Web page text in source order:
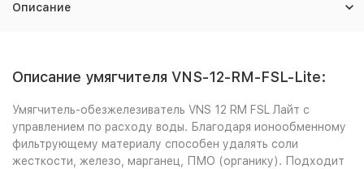
Описание
Описание умягчителя VNS-12-RM-FSL-Lite:
Умягчитель-обезжелезиватель VNS 12 RM FSL Лайт с
управлением по расходу воды. Благодаря ионообменному
фильтрующему материалу способен удалять соли
жесткости, железо, марганец, ПМО (органику). Подходит